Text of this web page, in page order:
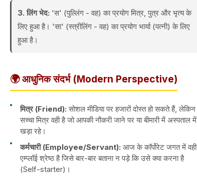
3. लिंग भेद: 'स' (पुल्लिंग - वह) का प्रयोग मित्र, पुत्र और भृत्य के
लिए हुआ है। 'सा' (स्त्रीलिंग - वह) का प्रयोग भार्या (पत्नी) के लिए
हुआ है।
🌍 आधुनिक संदर्भ (Modern Perspective)
मित्र (Friend): सोशल मीडिया पर हजारों दोस्त हो सकते हैं, लेकिन
सच्चा मित्र वही है जो आपकी नौकरी जाने पर या बीमारी में अस्पताल में
खड़ा रहे।
कर्मचारी (Employee/Servant): आज के कॉर्पोरेट जगत में वही
एम्प्लॉई श्रेष्ठ है जिसे बार-बार बताना न पड़े कि उसे क्या करना है
(Self-starter)।